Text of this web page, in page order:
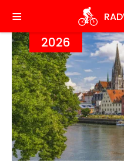
zum
Inhalt
2026